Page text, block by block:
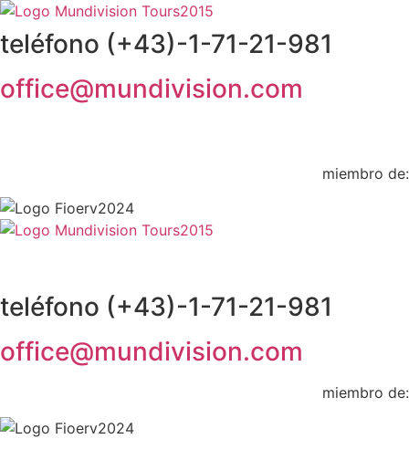
teléfono (+43)-1-71-21-981
office@mundivision.com
miembro de:
teléfono (+43)-1-71-21-981
office@mundivision.com
miembro de: